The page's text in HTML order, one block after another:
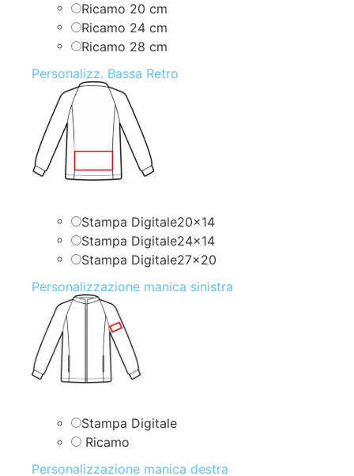
Ricamo 20 cm
Ricamo 24 cm
Ricamo 28 cm
Personalizz. Bassa Retro
Stampa Digitale20x14
Stampa Digitale24x14
Stampa Digitale27x20
Personalizzazione manica sinistra
Stampa Digitale
Ricamo
Personalizzazione manica destra